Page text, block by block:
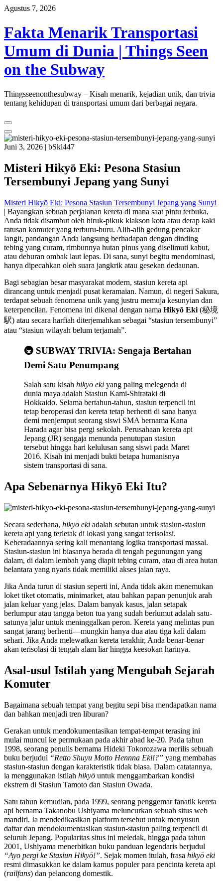
Skip
content
Agustus 7, 2026
Fakta Menarik Transportasi
Umum di Dunia | Things Seen
on the Subway
Thingsseenonthesubway – Kisah menarik, kejadian unik, dan trivia
tentang kehidupan di transportasi umum dari berbagai negara.
Juni 3, 2026 | bSkl447
Misteri Hikyō Eki: Pesona Stasiun
Tersembunyi Jepang yang Sunyi
Misteri Hikyō Eki: Pesona Stasiun Tersembunyi Jepang yang Sunyi
| Bayangkan sebuah perjalanan kereta di mana saat pintu terbuka,
Anda tidak disambut oleh hiruk-pikuk klakson kota atau derap kaki
ratusan komuter yang terburu-buru. Alih-alih gedung pencakar
langit, pandangan Anda langsung berhadapan dengan dinding
tebing yang curam, rimbunnya hutan pinus yang diselimuti kabut,
atau deburan ombak laut lepas. Di sana, sunyi begitu mendominasi,
hanya dipecahkan oleh suara jangkrik atau gesekan dedaunan.
Bagi sebagian besar masyarakat modern, stasiun kereta api
dirancang untuk menjadi pusat keramaian. Namun, di negeri Sakura,
terdapat sebuah fenomena unik yang justru memuja kesunyian dan
keterpencilan. Fenomena ini dikenal dengan nama Hikyō Eki (秘境
駅) atau secara harfiah diterjemahkan sebagai “stasiun tersembunyi”
atau “stasiun wilayah belum terjamah”.
🚇 SUBWAY TRIVIA: Sengaja Bertahan
Demi Satu Penumpang
Salah satu kisah hikyō eki yang paling melegenda di
dunia maya adalah Stasiun Kami-Shirataki di
Hokkaido. Selama bertahun-tahun, stasiun terpencil ini
tetap beroperasi dan kereta tetap berhenti di sana hanya
demi menjemput seorang siswi SMA bernama Kana
Harada agar bisa pergi sekolah. Perusahaan kereta api
Jepang (JR) sengaja menunda penutupan stasiun
tersebut hingga hari kelulusan sang siswi pada Maret
2016. Kisah ini menjadi bukti betapa humanisnya
sistem transportasi di sana.
Apa Sebenarnya Hikyō Eki Itu?
Secara sederhana, hikyō eki adalah sebutan untuk stasiun-stasiun
kereta api yang terletak di lokasi yang sangat terisolasi.
Keberadaannya sering kali menantang logika transportasi massal.
Stasiun-stasiun ini biasanya berada di tengah pegunungan yang
dalam, di dalam lembah yang diapit tebing curam, atau di area hutan
belantara yang nyaris tidak memiliki akses jalan raya.
Jika Anda turun di stasiun seperti ini, Anda tidak akan menemukan
loket tiket otomatis, minimarket, atau bahkan papan penunjuk arah
jalan keluar yang jelas. Dalam banyak kasus, jalan setapak
berlumpur atau tangga beton tua yang sudah berlumut adalah satu-
satunya jalur untuk meninggalkan peron. Kereta yang melintas pun
sangat jarang berhenti—mungkin hanya dua atau tiga kali dalam
sehari. Jika Anda melewatkan kereta terakhir, Anda benar-benar
akan terisolasi di tengah alam liar hingga keesokan harinya.
Asal-usul Istilah yang Mengubah Sejarah
Komuter
Bagaimana sebuah tempat yang begitu sepi bisa mendapatkan nama
dan bahkan menjadi tren liburan?
Gerakan untuk mendokumentasikan tempat-tempat terasing ini
mulai muncul ke permukaan pada akhir abad ke-20. Pada tahun
1998, seorang penulis bernama Hideki Tokorozawa merilis sebuah
buku berjudul “Retto Shuyu Motto Hennna Eki!?” yang membahas
stasiun-stasiun dengan karakteristik tidak biasa. Dalam catatannya,
ia menggunakan istilah hikyō untuk menggambarkan kondisi
ekstrem di Stasiun Tamoto dan Stasiun Owada.
Satu tahun kemudian, pada 1999, seorang penggemar fanatik kereta
api bernama Takanobu Ushiyama meluncurkan sebuah situs web
mandiri. Ia mendedikasikan platform tersebut untuk menyusun
daftar dan mendokumentasikan stasiun-stasiun paling terpencil di
seluruh Jepang. Popularitas situs ini meledak, hingga pada tahun
2001, Ushiyama menerbitkan buku panduan legendaris berjudul
“Ayo pergi ke Stasiun Hikyō!”. Sejak momen itulah, frasa hikyō eki
resmi dimasukkan ke dalam kamus populer para pencinta kereta api
(railfans) dan pelancong domestik.